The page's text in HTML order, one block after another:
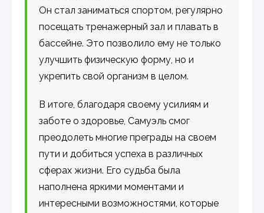
Он стал заниматься спортом, регулярно
посещать тренажерный зал и плавать в
бассейне. Это позволило ему не только
улучшить физическую форму, но и
укрепить свой организм в целом.
В итоге, благодаря своему усилиям и
заботе о здоровье, Самуэль смог
преодолеть многие преграды на своем
пути и добиться успеха в различных
сферах жизни. Его судьба была
наполнена яркими моментами и
интересными возможностями, которые